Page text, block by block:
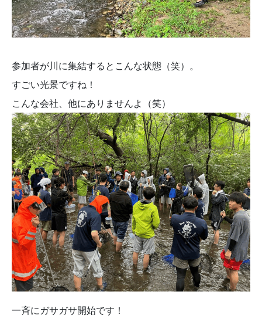
参加者が川に集結するとこんな状態（笑）。
すごい光景ですね！
こんな会社、他にありませんよ（笑）
一斉にガサガサ開始です！